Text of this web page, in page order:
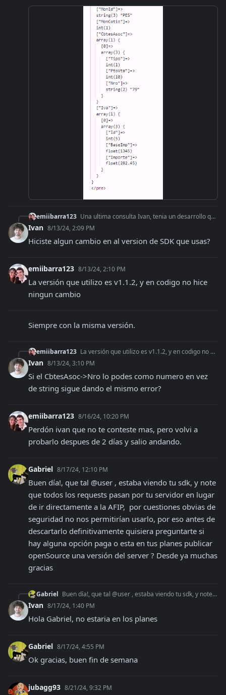
emiibarra123 Una ultima consulta Ivan, tenia un desarrollo que andaba OK de notas de Credito, hoy me da el siguiente error:
Ivan 8/13/24, 2:09 PM
Hiciste algun cambio en al version de SDK que usas?
emiibarra123 8/13/24, 2:10 PM
La versión que utilizo es v1.1.2, y en codigo no hice
ningun cambio
Siempre con la misma versión.
emiibarra123 La versión que utilizo es v1.1.2, y en codigo no hice ningun cambio
Ivan 8/13/24, 3:10 PM
Si el CbtesAsoc->Nro lo podes como numero en vez
de string sigue dando el mismo error?
emiibarra123 8/16/24, 10:20 PM
Perdón ivan que no te conteste mas, pero volvi a
probarlo despues de 2 días y salio andando.
Gabriel 8/17/24, 12:10 PM
Buen día!, que tal @user , estaba viendo tu sdk, y note
que todos los requests pasan por tu servidor en lugar
de ir directamente a la AFIP,  por cuestiones obvias de
seguridad no nos permitirían usarlo, por eso antes de
descartarlo definitivamente quisiera preguntarte si
hay alguna opción paga o esta en tus planes publicar
openSource una versión del server ? Desde ya muchas
gracias
Gabriel Buen día!, que tal @user , estaba viendo tu sdk, y note que todos los requests pasan por tu servidor en lugar de ir directamente a la AFIP, por cuestiones obvi
Ivan 8/17/24, 1:40 PM
Hola Gabriel, no estaria en los planes
Gabriel 8/17/24, 4:55 PM
Ok gracias, buen fin de semana
jubagg93 8/21/24, 9:32 PM